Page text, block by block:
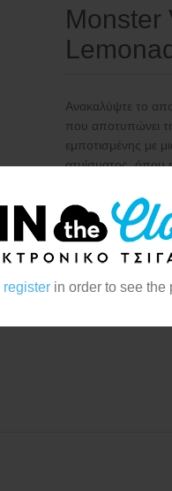
registerin order to see the
Monster
Ανακαλύψτε το
που αποτυπώνει
εμποτισμένης με
ατμίσματος, όπου
Κατασκευαστής: